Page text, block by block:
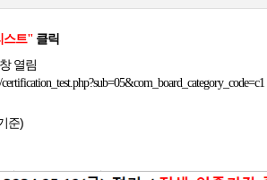
스트" 클릭
열림
준)